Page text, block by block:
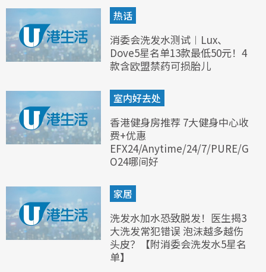
热话
消委会洗发水测试︱Lux、
Dove5星名单13款最低50元！4
款含欧盟禁药可损胎儿
室内好去处
香港健身房推荐 7大健身中心收
费+优惠
EFX24/Anytime/24/7/PURE/G
O24哪间好
家居
洗发水加水恐致脱发！医生揭3
大洗发常犯错误 泡沫越多越伤
头皮？【附消委会洗发水5星名
单】